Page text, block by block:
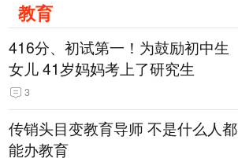
教育
416分、初试第一！为鼓励初中生
女儿 41岁妈妈考上了研究生
3
传销头目变教育导师 不是什么人都
能办教育